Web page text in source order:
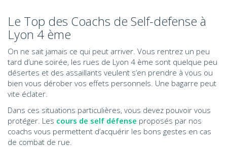
Le Top des Coachs de Self-defense à
Lyon 4 ème
On ne sait jamais ce qui peut arriver. Vous rentrez un peu
tard d’une soirée, les rues de Lyon 4 ème sont quelque peu
désertes et des assaillants veulent s’en prendre à vous ou
bien vous dérober vos effets personnels. Une bagarre peut
vite éclater.
Dans ces situations particulières, vous devez pouvoir vous
protéger. Les cours de self défense proposés par nos
coachs vous permettent d’acquérir les bons gestes en cas
de combat de rue.